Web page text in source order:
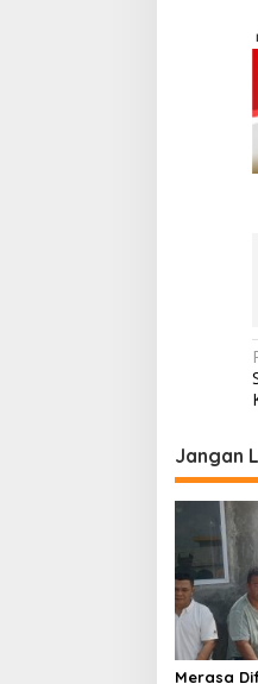
i
Jangan
Merasa